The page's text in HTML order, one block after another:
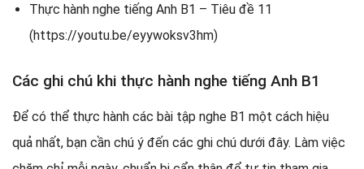
Thực hành nghe tiếng Anh B1 – Tiêu đề 11
(https://youtu.be/eyywoksv3hm)
Các ghi chú khi thực hành nghe tiếng Anh B1
Để có thể thực hành các bài tập nghe B1 một cách hiệu
quả nhất, bạn cần chú ý đến các ghi chú dưới đây. Làm việc